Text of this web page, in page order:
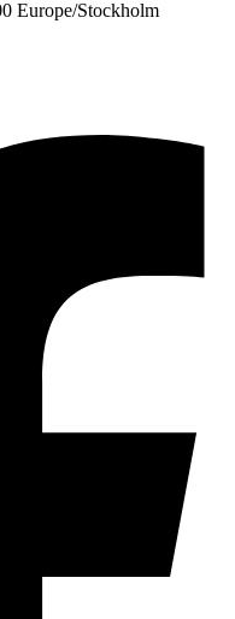
Europe/Stockholm